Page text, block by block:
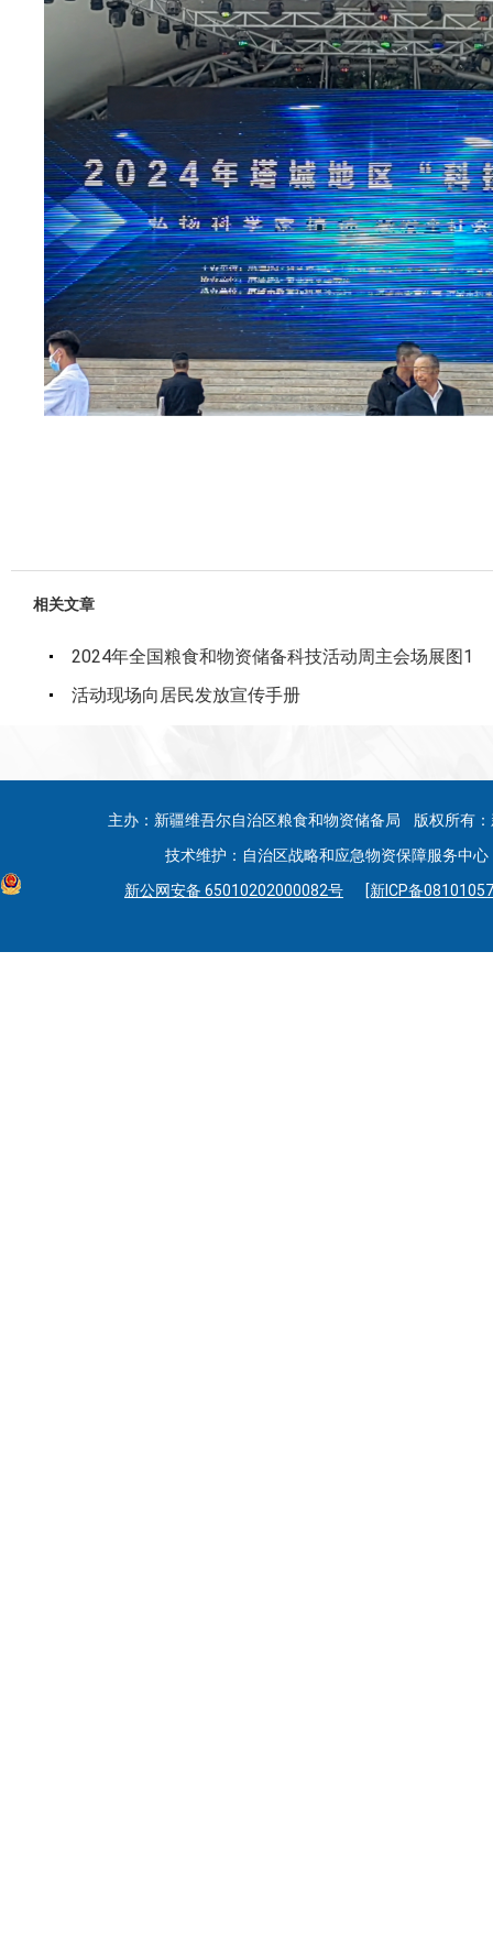
相关文章
2024年全国粮食和物资储备科技活动周主会场展图1
活动现场向居民发放宣传手册
主办：新疆维吾尔自治区粮食和物资储备局 版权所有
技术维护：自治区战略和应急物资保障服务中
新公网安备 65010202000082号
[新ICP备